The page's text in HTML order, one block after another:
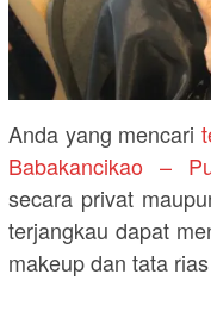
Anda yang mencari
Babakancikao –
secara privat
terjangkau dapat
makeup dan tata